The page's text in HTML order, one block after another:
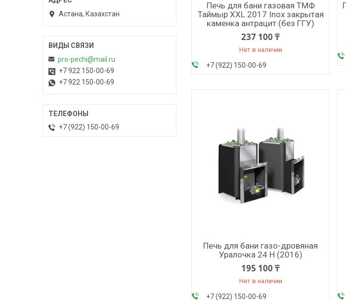
Печь для бани газовая ТМФ
Таймыр XXL 2017 Inox закрытая
каменка антрацит (без ГГУ)
237 100 ₸
Нет в наличии
+7 (922) 150-00-69
Печь для бани газо-дровяная
Уралочка 24 Н (2016)
195 100 ₸
Нет в наличии
+7 (922) 150-00-69
Астана, Казахстан
pro-pechi@mail.ru
+7 922 150-00-69
+7 922 150-00-69
+7 (922) 150-00-69